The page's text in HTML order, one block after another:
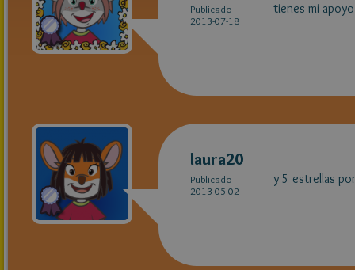
Publicado
2013-07-18
tienes mi
laura20
Publicado
2013-05-02
y 5 estrellas